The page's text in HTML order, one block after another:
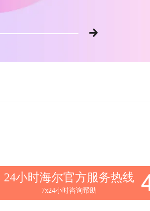
24小时海尔官方服务热线
7x24小时咨询帮助